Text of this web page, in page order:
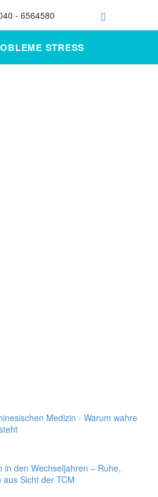
- 6564580
STRESS
Medizin - Warum wahre
in den Wechseljahren – Ruhe,
Sicht der TCM